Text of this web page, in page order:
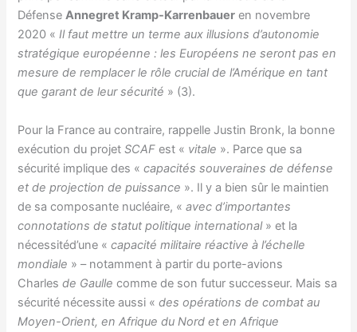
DéfenseAnnegret Kramp-Karrenbauer en novembre
2020 «Il faut mettre un terme aux illusions d’autonomie
stratégique européenne : les Européens ne seront pas en
mesure de remplacer le rôle crucial de l’Amérique en tant
que garant de leur sécurité » (3).
Pour la France au contraire, rappelle Justin Bronk, la bonne
exécution du projetSCAFest « vitale ». Parce que sa
sécurité implique des «capacités souveraines de défense
et de projection de puissance ». Il y a bien sûr le maintien
de sa composante nucléaire, «avec d’importantes
connotations de statut politique international» et la
nécessitéd’une «capacité militaire réactive à l’échelle
mondiale » – notamment à partir du porte-avions
Charlesde Gaulle comme de son futur successeur. Mais sa
sécurité nécessite aussi «des opérations de combat au
Moyen-Orient, en Afrique du Nord et en Afrique